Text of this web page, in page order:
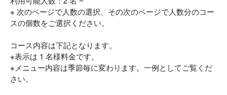
※ 次のページで人数の選択、その次のページで人数分のコー
スの個数をご選択ください。
コース内容は下記となります。
※表示は 1 名様料金です。
※メニュー内容は季節毎に変わります。一例としてご覧くだ
さい。